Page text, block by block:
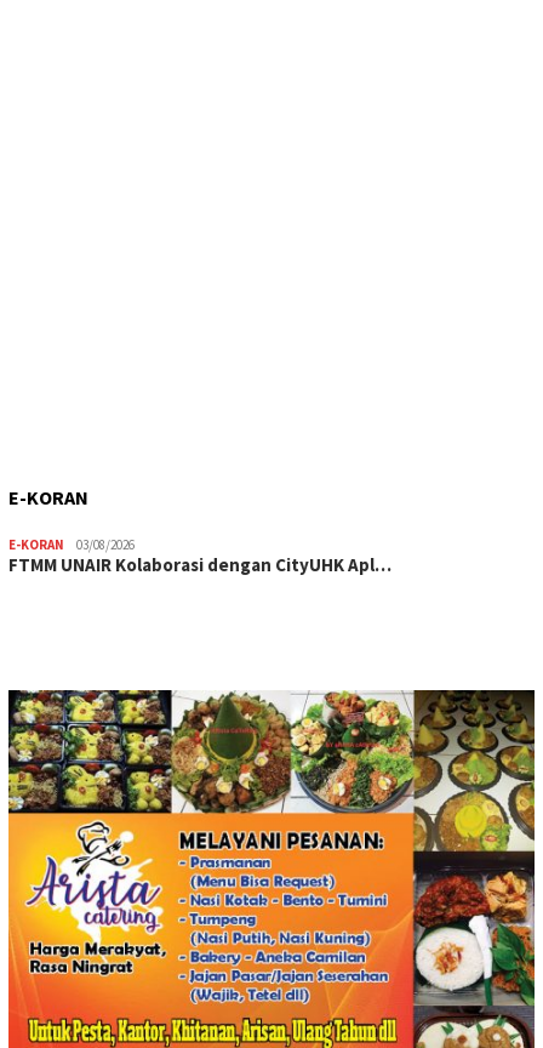
E-KORAN
E-KORAN 03/08/2026
FTMM UNAIR Kolaborasi dengan CityUHK Apl…